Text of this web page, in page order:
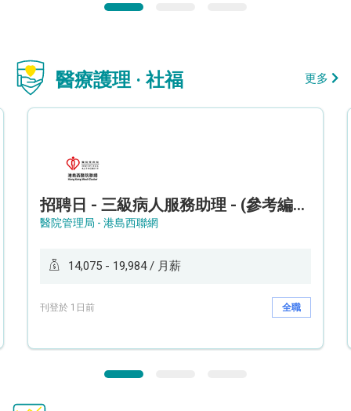
醫療護理 · 社福 更多
招聘日 - 三級病人服務助理 - (參考編號: HKWCS260107)
醫院管理局 - 港島西聯網
14,075 - 19,984 / 月薪
刊登於 1日前 全職